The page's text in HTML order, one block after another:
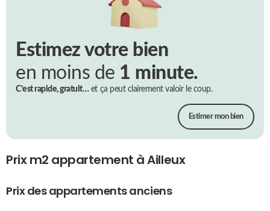
Estimez votre bien
en moins de 1 minute.
C’est rapide, gratuit…et ça peut clairement valoir le coup.
Estimer mon bien
Prix m2 appartement à Ailleux
Prix des appartements anciens